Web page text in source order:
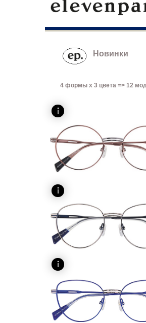
Новинки
4 формы x 3 цвета => 12